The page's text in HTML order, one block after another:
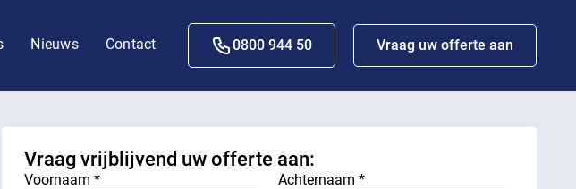
Nieuws Contact 0800 944 50 Vraag uw offerte aan
Vraag vrijblijvend uw offerte aan:
Voornaam * Achternaam *